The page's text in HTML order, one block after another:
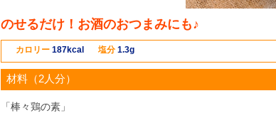
のせるだけ！お酒のおつまみにも♪
カロリー 187kcal 塩分 1.3g
材料（2人分）
「棒々鶏の素」